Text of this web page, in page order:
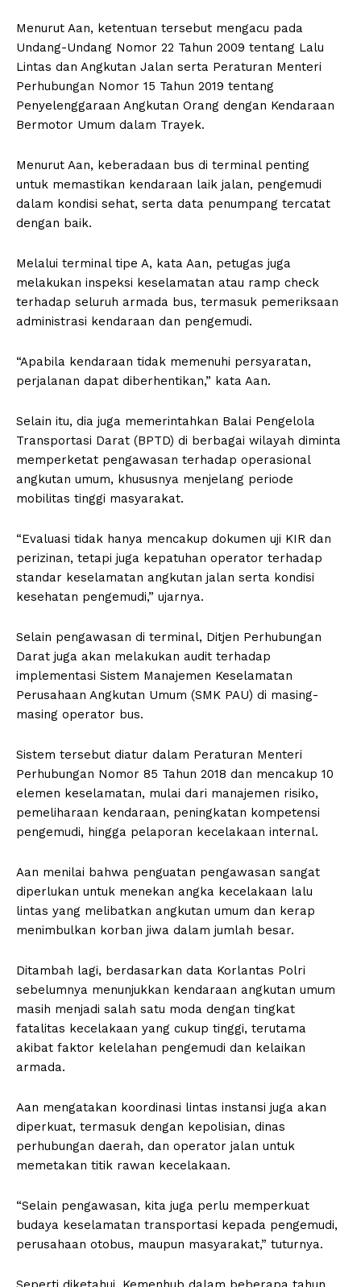
Menurut Aan, ketentuan tersebut mengacu pada
Undang-Undang Nomor 22 Tahun 2009 tentang Lalu
Lintas dan Angkutan Jalan serta Peraturan Menteri
Perhubungan Nomor 15 Tahun 2019 tentang
Penyelenggaraan Angkutan Orang dengan Kendaraan
Bermotor Umum dalam Trayek.
Menurut Aan, keberadaan bus di terminal penting
untuk memastikan kendaraan laik jalan, pengemudi
dalam kondisi sehat, serta data penumpang tercatat
dengan baik.
Melalui terminal tipe A, kata Aan, petugas juga
melakukan inspeksi keselamatan atau ramp check
terhadap seluruh armada bus, termasuk pemeriksaan
administrasi kendaraan dan pengemudi.
“Apabila kendaraan tidak memenuhi persyaratan,
perjalanan dapat diberhentikan,” kata Aan.
Selain itu, dia juga memerintahkan Balai Pengelola
Transportasi Darat (BPTD) di berbagai wilayah diminta
memperketat pengawasan terhadap operasional
angkutan umum, khususnya menjelang periode
mobilitas tinggi masyarakat.
“Evaluasi tidak hanya mencakup dokumen uji KIR dan
perizinan, tetapi juga kepatuhan operator terhadap
standar keselamatan angkutan jalan serta kondisi
kesehatan pengemudi,” ujarnya.
Selain pengawasan di terminal, Ditjen Perhubungan
Darat juga akan melakukan audit terhadap
implementasi Sistem Manajemen Keselamatan
Perusahaan Angkutan Umum (SMK PAU) di masing-
masing operator bus.
Sistem tersebut diatur dalam Peraturan Menteri
Perhubungan Nomor 85 Tahun 2018 dan mencakup 10
elemen keselamatan, mulai dari manajemen risiko,
pemeliharaan kendaraan, peningkatan kompetensi
pengemudi, hingga pelaporan kecelakaan internal.
Aan menilai bahwa penguatan pengawasan sangat
diperlukan untuk menekan angka kecelakaan lalu
lintas yang melibatkan angkutan umum dan kerap
menimbulkan korban jiwa dalam jumlah besar.
Ditambah lagi, berdasarkan data Korlantas Polri
sebelumnya menunjukkan kendaraan angkutan umum
masih menjadi salah satu moda dengan tingkat
fatalitas kecelakaan yang cukup tinggi, terutama
akibat faktor kelelahan pengemudi dan kelaikan
armada.
Aan mengatakan koordinasi lintas instansi juga akan
diperkuat, termasuk dengan kepolisian, dinas
perhubungan daerah, dan operator jalan untuk
memetakan titik rawan kecelakaan.
“Selain pengawasan, kita juga perlu memperkuat
budaya keselamatan transportasi kepada pengemudi,
perusahaan otobus, maupun masyarakat,” tuturnya.